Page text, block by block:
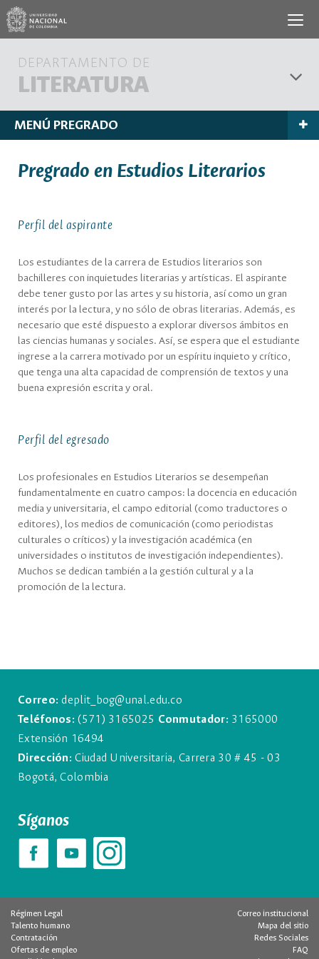
DEPARTAMENTO DE
LITERATURA
MENÚ PREGRADO
Pregrado en Estudios Literarios
Perfil del aspirante
Los estudiantes de la carrera de Estudios literarios son
bachilleres con inquietudes literarias y artísticas. El aspirante
debe tener gusto por las artes y su historia, así como un gran
interés por la lectura, y no sólo de obras literarias. Además, es
necesario que esté dispuesto a explorar diversos ámbitos en
las ciencias humanas y sociales. Así, se espera que el estudiante
ingrese a la carrera motivado por un espíritu inquieto y crítico,
que tenga una alta capacidad de comprensión de textos y una
buena expresión escrita y oral.
Perfil del egresado
Los profesionales en Estudios Literarios se desempeñan
fundamentalmente en cuatro campos: la docencia en educación
media y universitaria, el campo editorial (como traductores o
editores), los medios de comunicación (como periodistas
culturales o críticos) y la investigación académica (en
universidades o institutos de investigación independientes).
Muchos se dedican también a la gestión cultural y a la
promoción de la lectura.
Correo:deplit_bog@unal.edu.co
Teléfonos:(571) 3165025 Conmutador: 3165000
Extensión 16494
Dirección:Ciudad Universitaria, Carrera 30 # 45 - 03
Bogotá, Colombia
Síganos
Régimen Legal
Talento humano
Contratación
Ofertas de empleo
Correo institucional
Mapa del sitio
Redes Sociales
FAQ